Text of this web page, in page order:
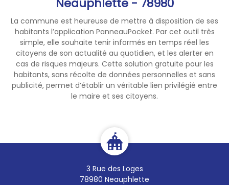
La commune est heureuse de mettre à disposition de ses
habitants l’application PanneauPocket. Par cet outil très
simple, elle souhaite tenir informés en temps réel les
citoyens de son actualité au quotidien, et les alerter en
cas de risques majeurs. Cette solution gratuite pour les
habitants, sans récolte de données personnelles et sans
publicité, permet d’établir un véritable lien privilégié entre
le maire et ses citoyens.
3 Rue des Loges
78980 Neauphlette
#Yvelines #PassYvelinesPlus
#Jeunesse #Collège #Sport
#Culture